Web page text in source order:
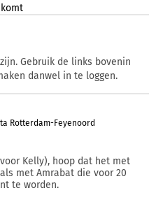
Gebruik de links bovenin
danwel in te loggen.
Rotterdam-Feyenoord
Kelly), hoop dat het met
met Amrabat die voor 20
te worden.